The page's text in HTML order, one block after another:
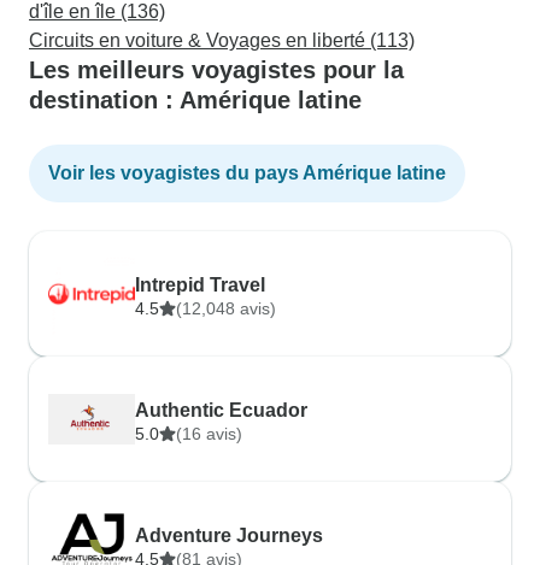
d'île en île (136)
Circuits en voiture & Voyages en liberté (113)
Les meilleurs voyagistes pour la
destination : Amérique latine
Voir les voyagistes du pays Amérique latine
Intrepid Travel
4.5 (12,048 avis)
Authentic Ecuador
5.0 (16 avis)
Adventure Journeys
4.5 (81 avis)